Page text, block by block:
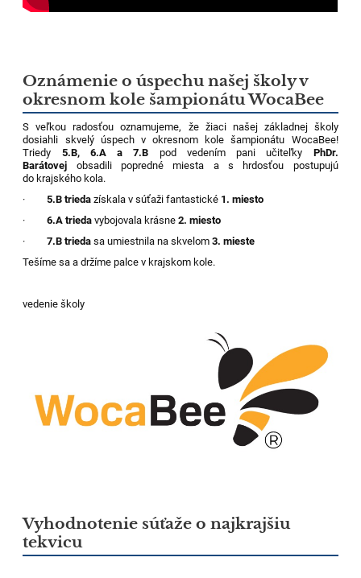
Oznámenie o úspechu našej školy v
okresnom kole šampionátu WocaBee
S veľkou radosťou oznamujeme, že žiaci našej základnej školy
dosiahli skvelý úspech v okresnom kole šampionátu WocaBee!
Triedy 5.B, 6.A a 7.B pod vedením pani učiteľky PhDr.
Barátovej obsadili popredné miesta a s hrdosťou postupujú
do krajského kola.
·5.B trieda získala v súťaži fantastické 1. miesto
·6.A trieda vybojovala krásne2. miesto
·7.B trieda sa umiestnila na skvelom3. mieste
Tešíme sa a držíme palce v krajskom kole.
vedenie školy
Vyhodnotenie súťaže o najkrajšiu
tekvicu